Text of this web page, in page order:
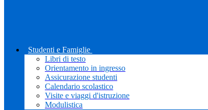
Studenti e Famiglie
Libri di testo
Orientamento in ingresso
Assicurazione studenti
Calendario scolastico
Visite e viaggi d'istruzione
Modulistica